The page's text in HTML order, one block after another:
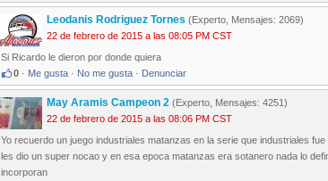
Leodanis Rodriguez Tornes (Experto, Mensajes: 2069)
22 de febrero de 2015 a las 08:05 PM CST
Si Ricardo le dieron por donde quiera
0 · Me gusta · No me gusta · Denunciar
May Aramis Campeon 2 (Experto, Mensajes: 4251)
22 de febrero de 2015 a las 08:06 PM CST
Yo recuerdo un juego industriales matanzas en la serie que industriales
les dio un super nocao y en esa epoca matanzas era sotanero nada lo
incorporan